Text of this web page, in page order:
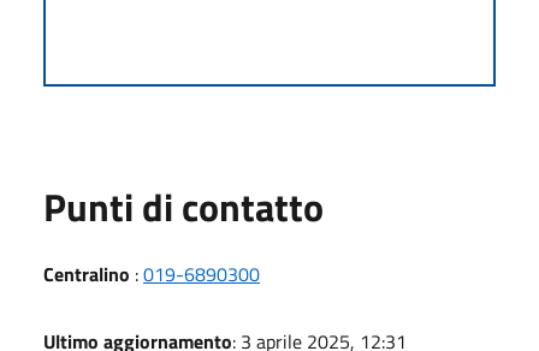
Punti di contatto
Centralino :019-6890300
Ultimo aggiornamento: 3 aprile 2025, 12:31